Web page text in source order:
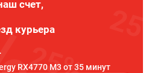
счет,
курьера
RX4770 M3 от 35 минут